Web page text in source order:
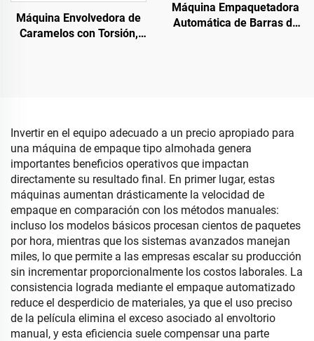
Máquina Envolvedora de
Caramelos con Torsión,
Máquina Empaquetadora
Automática de Barras de
Invertir en el equipo adecuado a un precio apropiado para
una máquina de empaque tipo almohada genera
importantes beneficios operativos que impactan
directamente su resultado final. En primer lugar, estas
máquinas aumentan drásticamente la velocidad de
empaque en comparación con los métodos manuales:
incluso los modelos básicos procesan cientos de paquetes
por hora, mientras que los sistemas avanzados manejan
miles, lo que permite a las empresas escalar su producción
sin incrementar proporcionalmente los costos laborales. La
consistencia lograda mediante el empaque automatizado
reduce el desperdicio de materiales, ya que el uso preciso
de la película elimina el exceso asociado al envoltorio
manual, y esta eficiencia suele compensar una parte